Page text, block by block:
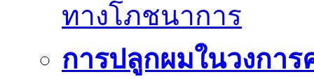
ทางโภชนาการ
การปลูกผมในวงกา